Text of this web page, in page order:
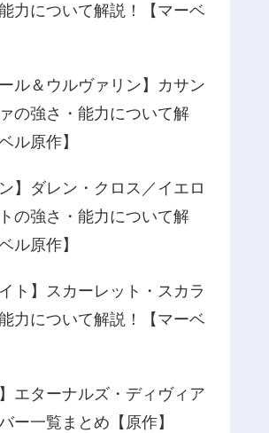
力について解説！【マーベ
ル＆ウルヴァリン】カサン
の強さ・能力について解
ル原作】
】ダレン・クロス／イエロ
の強さ・能力について解
ル原作】
ト】スカーレット・スカラ
力について解説！【マーベ
エターナルズ・ディヴィア
ー一覧まとめ【原作】